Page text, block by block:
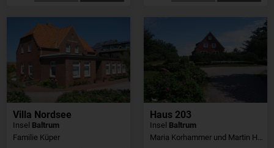
Villa Nordsee
Insel Baltrum
Familie Küper
Haus 203
Insel Baltrum
Maria Korhammer und Martin Heinkelein